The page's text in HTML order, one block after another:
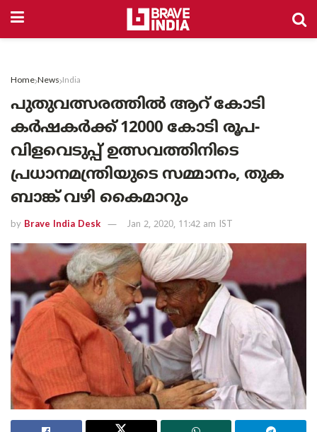
Home News India
പുതുവത്സരത്തില്‍ ആറ് കോടി
കര്‍ഷകര്‍ക്ക് 12000 കോടി രൂപ-
വിളവെടുപ്പ് ഉത്സവത്തിനിടെ
പ്രധാനമന്ത്രിയുടെ സമ്മാനം, തുക
ബാങ്ക് വഴി കൈമാറും
by Brave India Desk Jan 2, 2020, 11:42 am IST